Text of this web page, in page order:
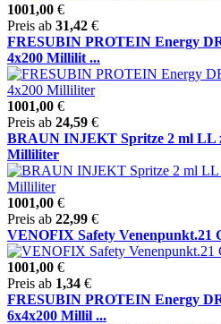
1001,00 €
Preis ab 31,42 €
FRESUBIN PROTEIN Energy
4x200 Millilit ...
1001,00 €
Preis ab 24,59 €
BRAUN INJEKT Spritze 2 ml LL
Milliliter
1001,00 €
Preis ab 22,99 €
VENOFIX Safety Venenpunkt.21
1001,00 €
Preis ab 1,34 €
FRESUBIN PROTEIN Energy
6x4x200 Millil ...